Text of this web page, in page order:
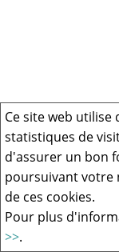
Ce site web utilise
statistiques de
d'assurer un bon
poursuivant votre
de ces cookies.
Pour plus
>>.